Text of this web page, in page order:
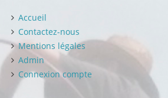
Accueil
Contactez-nous
Mentions légales
Admin
Connexion compte